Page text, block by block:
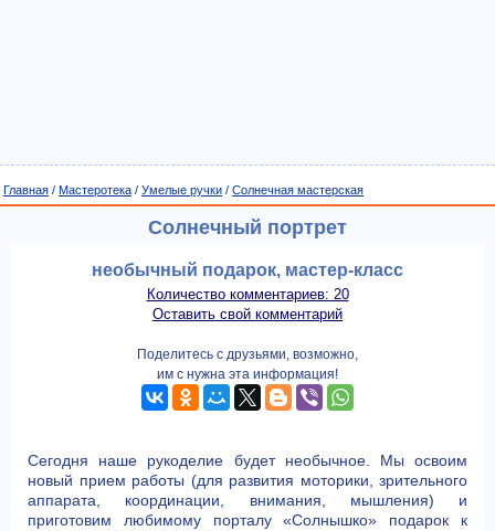
Главная / Мастеротека / Умелые ручки / Солнечная мастерская
Солнечный портрет
необычный подарок, мастер-класс
Количество комментариев: 20
Оставить свой комментарий
Поделитесь с друзьями, возможно,
им с нужна эта информация!
Сегодня наше рукоделие будет необычное. Мы освоим
новый прием работы (для развития моторики, зрительного
аппарата, координации, внимания, мышления) и
приготовим любимому порталу «Солнышко» подарок к